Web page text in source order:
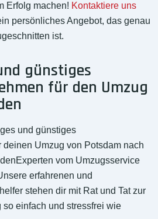
Erfolg machen! Kontaktiere uns
persönliches Angebot, das genau
ist.
günstiges
für den Umzug
und günstiges
deinen Umzug von Potsdam nach
vom Umzugsservice
erfahrenen und
stehen dir mit Rat und Tat zur
einfach und stressfrei wie